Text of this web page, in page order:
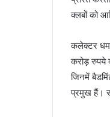
क्लबों को
कलेक्टर
करोड़ रुपये
जिनमें
प्रमुख हैं।